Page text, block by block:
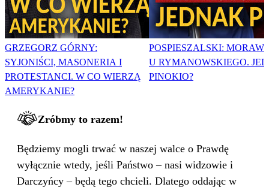
GRZEGORZ GÓRNY:
SYJONIŚCI, MASONERIA I
PROTESTANCI. W CO WIERZĄ
AMERYKANIE?
POSPIESZALSKI:
U RYMANOWSKIEGO.
PINOKIO?
Zróbmy to razem!
Będziemy mogli trwać w naszej walce o Prawdę
wyłącznie wtedy, jeśli Państwo – nasi widzowie i
Darczyńcy – będą tego chcieli. Dlatego oddając w